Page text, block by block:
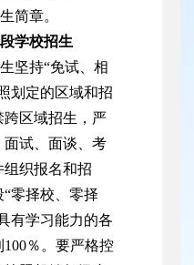
简章。
学校招生
坚持“免试、相
划定的区域和招
区域招生，严
试、面谈、考
织报名和招
零择校、零择
有学习能力的各
％。要严格控